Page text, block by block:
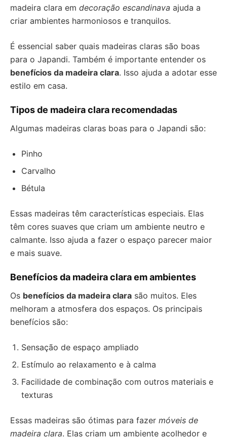
madeira clara em decoração escandinava ajuda a
criar ambientes harmoniosos e tranquilos.
É essencial saber quais madeiras claras são boas
para o Japandi. Também é importante entender os
benefícios da madeira clara. Isso ajuda a adotar esse
estilo em casa.
Tipos de madeira clara recomendadas
Algumas madeiras claras boas para o Japandi são:
Pinho
Carvalho
Bétula
Essas madeiras têm características especiais. Elas
têm cores suaves que criam um ambiente neutro e
calmante. Isso ajuda a fazer o espaço parecer maior
e mais suave.
Benefícios da madeira clara em ambientes
Os benefícios da madeira clara são muitos. Eles
melhoram a atmosfera dos espaços. Os principais
benefícios são:
Sensação de espaço ampliado
Estímulo ao relaxamento e à calma
Facilidade de combinação com outros materiais e
texturas
Essas madeiras são ótimas para fazer móveis de
madeira clara. Elas criam um ambiente acolhedor e